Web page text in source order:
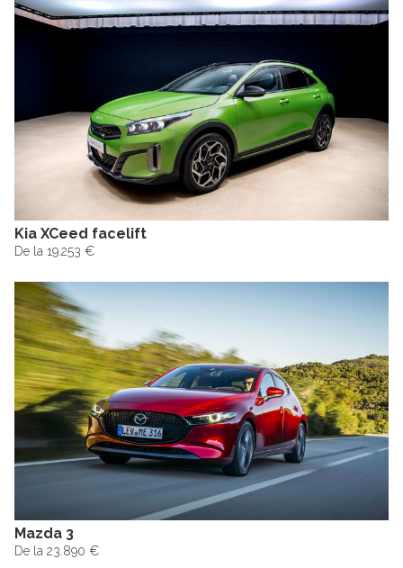
Kia XCeed facelift
De la 19.253 €
Mazda 3
De la 23.890 €